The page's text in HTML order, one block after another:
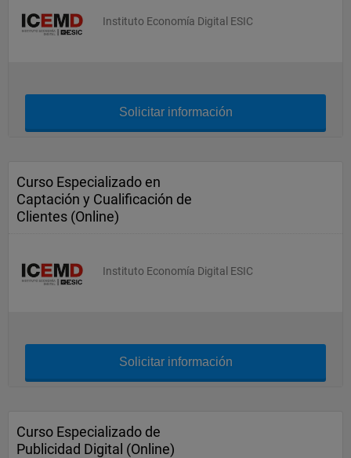
Instituto Economía Digital ESIC
Solicitar información
Curso Especializado en
Captación y Cualificación de
Clientes (Online)
Instituto Economía Digital ESIC
Solicitar información
Curso Especializado de
Publicidad Digital (Online)